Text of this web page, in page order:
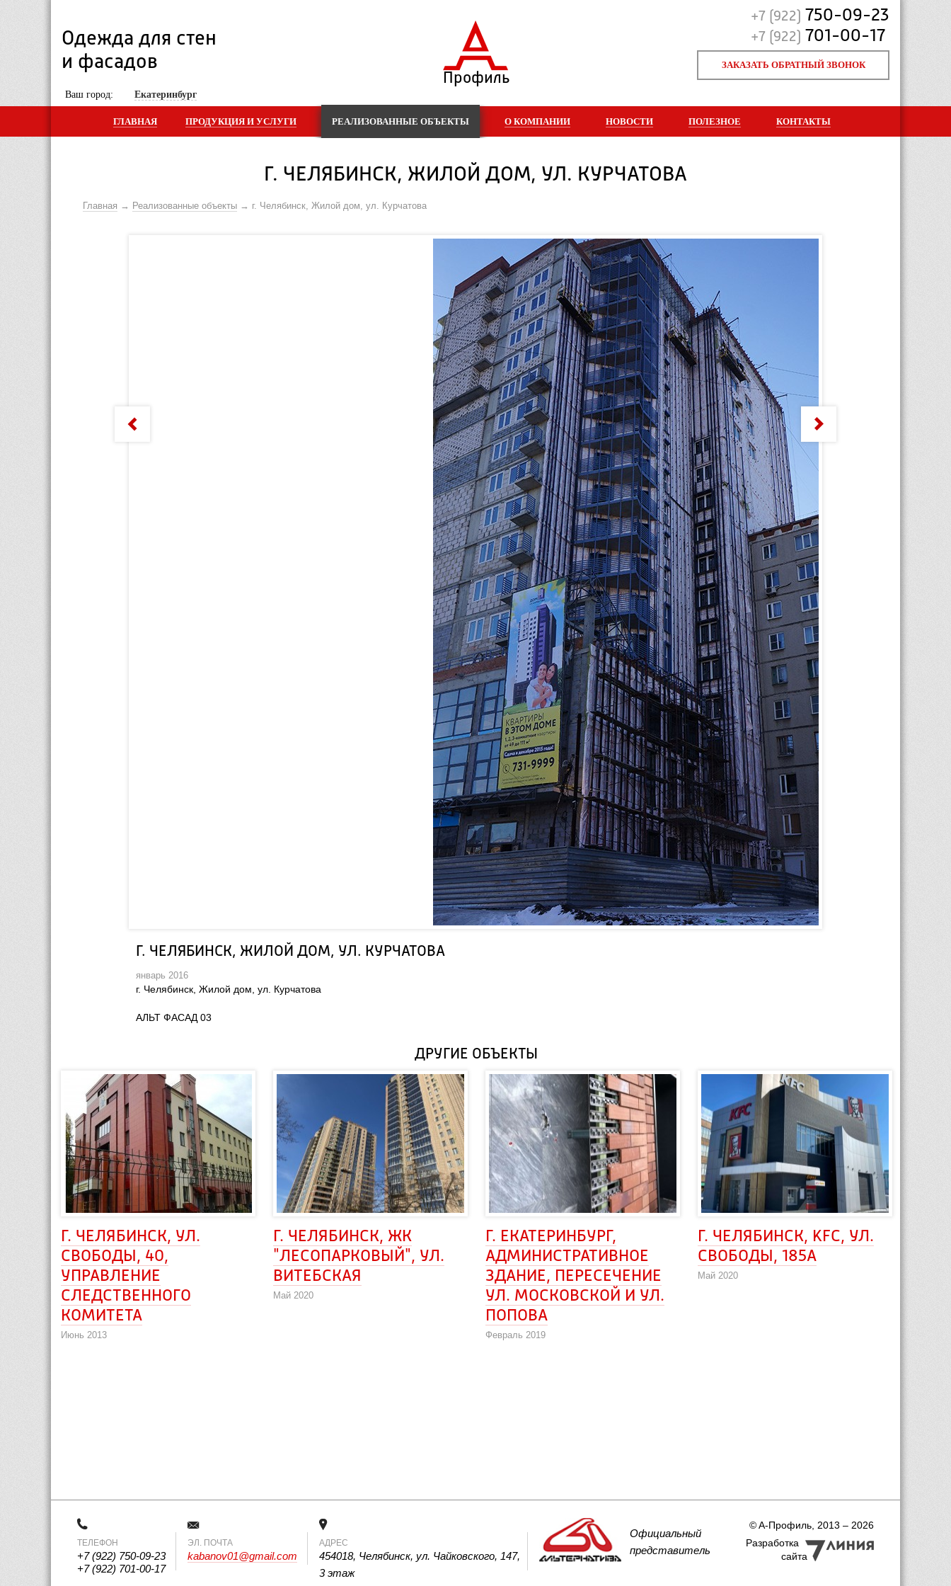
Одежда для стен
и фасадов
Профиль
+7 (922) 750-09-23
+7 (922) 701-00-17
ЗАКАЗАТЬ ОБРАТНЫЙ ЗВОНОК
Ваш город: Екатеринбург
ГЛАВНАЯ ПРОДУКЦИЯ И УСЛУГИ РЕАЛИЗОВАННЫЕ ОБЪЕКТЫ О КОМПАНИИ НОВОСТИ ПОЛЕЗНОЕ КОНТАКТЫ
Г. ЧЕЛЯБИНСК, ЖИЛОЙ ДОМ, УЛ. КУРЧАТОВА
Главная Реализованные объекты г. Челябинск, Жилой дом, ул. Курчатова
Г. ЧЕЛЯБИНСК, ЖИЛОЙ ДОМ, УЛ. КУРЧАТОВА
январь 2016
г. Челябинск, Жилой дом, ул. Курчатова
АЛЬТ ФАСАД 03
ДРУГИЕ ОБЪЕКТЫ
Г. ЧЕЛЯБИНСК, УЛ.
СВОБОДЫ, 40,
УПРАВЛЕНИЕ
СЛЕДСТВЕННОГО
КОМИТЕТА
Июнь 2013
Г. ЧЕЛЯБИНСК, ЖК
"ЛЕСОПАРКОВЫЙ", УЛ.
ВИТЕБСКАЯ
Май 2020
Г. ЕКАТЕРИНБУРГ,
АДМИНИСТРАТИВНОЕ
ЗДАНИЕ, ПЕРЕСЕЧЕНИЕ
УЛ. МОСКОВСКОЙ И УЛ.
ПОПОВА
Февраль 2019
Г. ЧЕЛЯБИНСК, KFC, УЛ.
СВОБОДЫ, 185А
Май 2020
ТЕЛЕФОН
+7 (922) 750-09-23
+7 (922) 701-00-17
ЭЛ. ПОЧТА
kabanov01@gmail.com
АДРЕС
454018, Челябинск, ул. Чайковского, 147,
3 этаж
Официальный
представитель
© A-Профиль, 2013 – 2026
Разработка
сайта